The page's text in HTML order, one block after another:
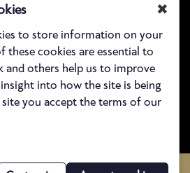
✖
to store information on your
these cookies are essential to
and others help us to improve
into how the site is being
site you accept the terms of our